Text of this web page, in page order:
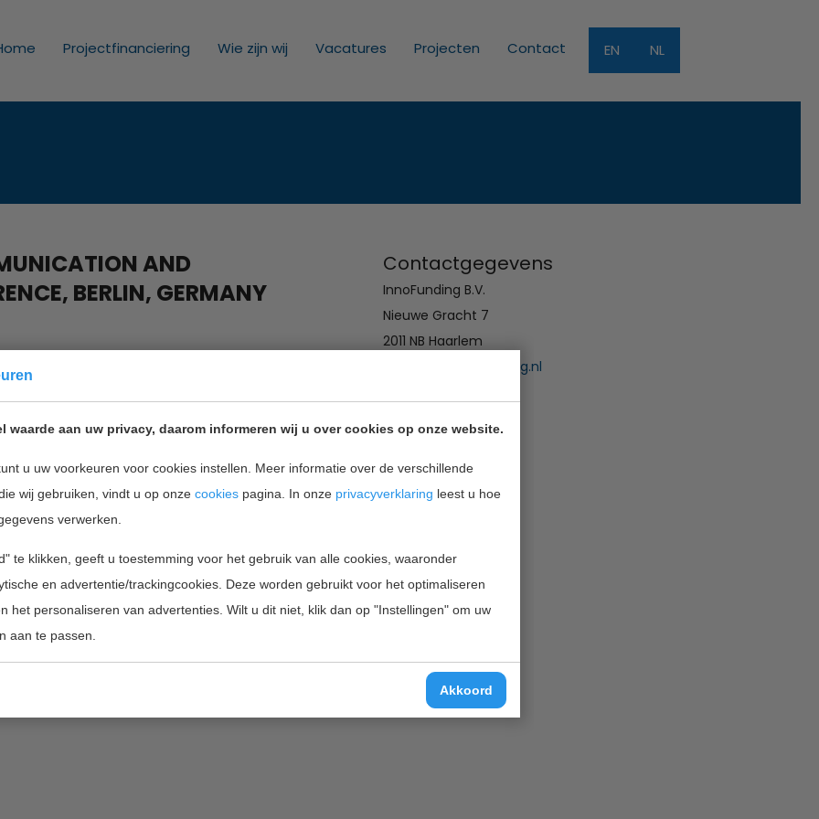
waarde aan uw privacy, daarom informeren wij u over cookies op onze website.
u uw voorkeuren voor cookies instellen. Meer informatie over de verschillende
wij gebruiken, vindt u op onze cookies pagina. In onze privacyverklaring leest u hoe
verwerken.
te klikken, geeft u toestemming voor het gebruik van alle cookies, waaronder
en advertentie/trackingcookies. Deze worden gebruikt voor het optimaliseren
het personaliseren van advertenties. Wilt u dit niet, klik dan op "Instellingen" om uw
aan te passen.
Akkoord
EN NL
Projectfinanciering Wie zijn wij Vacatures Projecten Contact
AND
BERLIN, GERMANY
and Information Conference will take place
in recent years and are found in many areas of
laptop, navigation or TV, car or work clothes
communication and information technologies
of topics related to the field, including: quicker
innovative wireless sensor network and accurate
will also feature discussions and demonstrations
and deployment scenarios.
Contactgegevens
InnoFunding B.V.
Nieuwe Gracht 7
2011 NB Haarlem
info@innofunding.nl